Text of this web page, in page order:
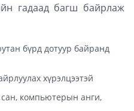
гадаад багш байрлаж
бүрд дотуур байранд
хүрэлцээтэй
компьютерын анги,